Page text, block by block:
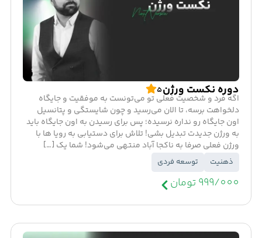
دوره نکست ورژن5
اگه فرد و شخصیت فعلی تو می‌تونست به موفقیت و جایگاه
دلخواهت برسه، تا الان می‌رسید و چون شایستگی و پتانسیل
اون جایگاه رو نداره نرسیده؛ پس برای رسیدن به اون جایگاه باید
به ورژن جدیدت تبدیل بشی! تلاش برای دستیابی به رویا ها با
ورژن فعلی صرفا به ناکجا آباد منتهی می‌شود! شما یک […]
ذهنیت توسعه فردی
999/000 تومان